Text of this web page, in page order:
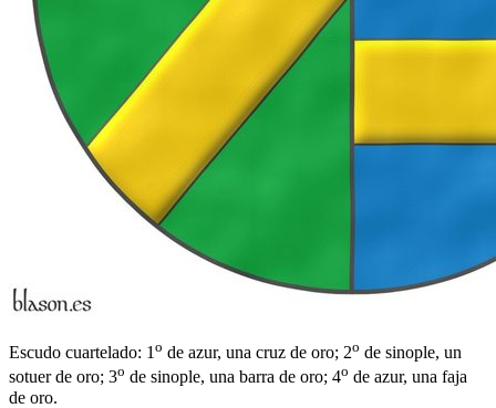
Escudo cuartelado: 1 o de azur, una cruz de oro; 2o de sinople, un
sotuer de oro; 3o de sinople, una barra de oro; 4o de azur, una faja
de oro.